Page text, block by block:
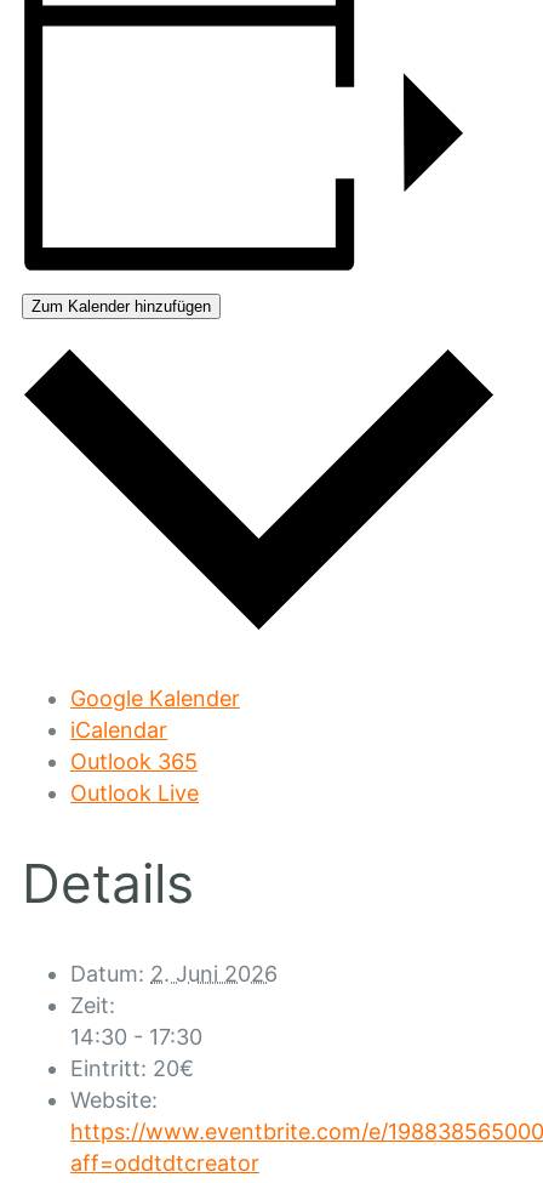
Zum Kalender hinzufügen
Google Kalender
iCalendar
Outlook 365
Outlook Live
Details
Datum: 2. Juni 2026
Zeit:
14:30 - 17:30
Eintritt: 20€
Website:
https://www.eventbrite.com/e/
aff=oddtdtcreator